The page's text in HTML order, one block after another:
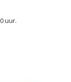
uur.